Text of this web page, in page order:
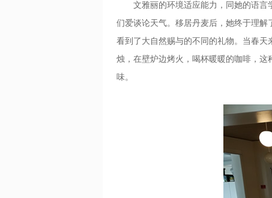
文雅丽的环境适应能力，同她的语言学
们爱谈论天气。移居丹麦后，她终于理
看到了大自然赐与的不同的礼物。当春
烛，在壁炉边烤火，喝杯暖暖的咖啡，
味。